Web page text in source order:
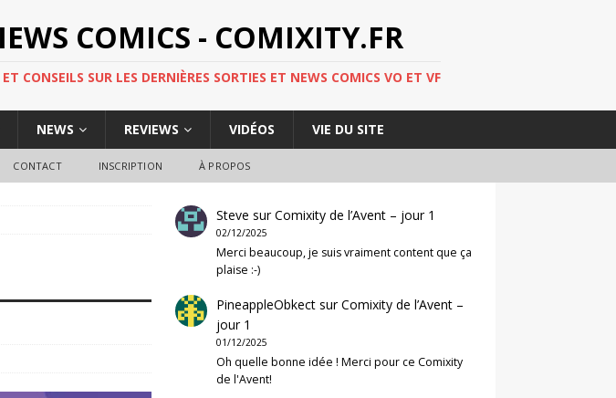
COMICS - COMIXITY.FR
CONSEILS SUR LES DERNIÈRES SORTIES ET NEWS COMICS VO ET VF
NEWS REVIEWS VIDÉOS VIE DU SITE
CONTACT INSCRIPTION À PROPOS
Steve surComixity de l’Avent – jour 1
02/12/2025
Merci beaucoup, je suis vraiment content que ça
plaise :-)
PineappleObkect surComixity de l’Avent –
jour 1
01/12/2025
Oh quelle bonne idée ! Merci pour ce Comixity
de l'Avent!